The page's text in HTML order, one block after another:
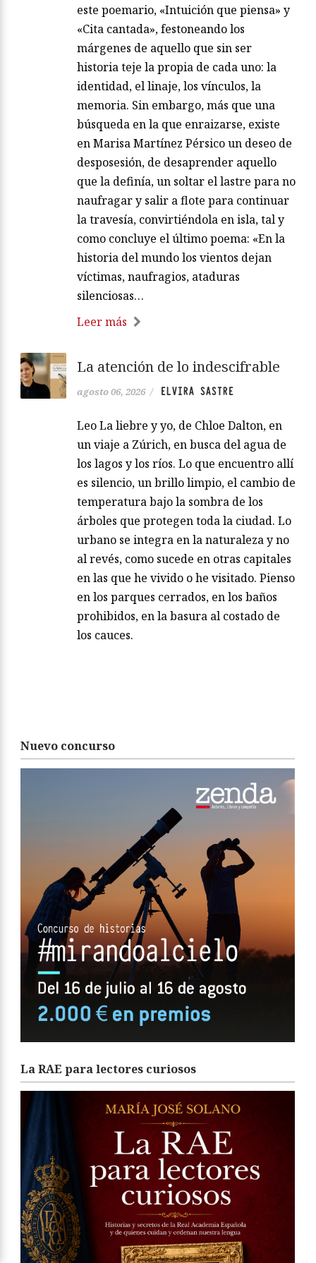
este poemario, «Intuición que piensa» y
«Cita cantada», festoneando los
márgenes de aquello que sin ser
historia teje la propia de cada uno: la
identidad, el linaje, los vínculos, la
memoria. Sin embargo, más que una
búsqueda en la que enraizarse, existe
en Marisa Martínez Pérsico un deseo de
desposesión, de desaprender aquello
que la definía, un soltar el lastre para no
naufragar y salir a flote para continuar
la travesía, convirtiéndola en isla, tal y
como concluye el último poema: «En la
historia del mundo los vientos dejan
víctimas, naufragios, ataduras
silenciosas…
Leer más
La atención de lo indescifrable
agosto 06, 2026 / ELVIRA SASTRE
Leo La liebre y yo, de Chloe Dalton, en
un viaje a Zúrich, en busca del agua de
los lagos y los ríos. Lo que encuentro allí
es silencio, un brillo limpio, el cambio de
temperatura bajo la sombra de los
árboles que protegen toda la ciudad. Lo
urbano se integra en la naturaleza y no
al revés, como sucede en otras capitales
en las que he vivido o he visitado. Pienso
en los parques cerrados, en los baños
prohibidos, en la basura al costado de
los cauces.
Nuevo concurso
La RAE para lectores curiosos